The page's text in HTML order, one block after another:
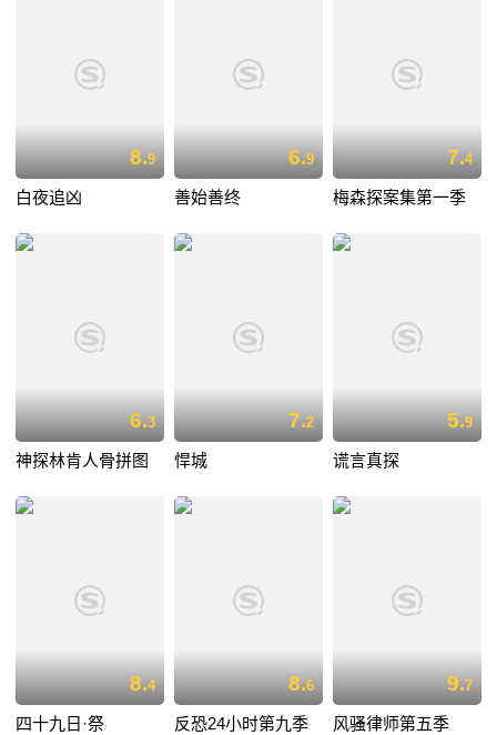
8.9
白夜追凶
6.9
善始善终
7.4
梅森探案集第一季
6.3
神探林肯人骨拼图
7.2
悍城
5.9
谎言真探
8.4
四十九日·祭
8.6
反恐24小时第九季
9.7
风骚律师第五季